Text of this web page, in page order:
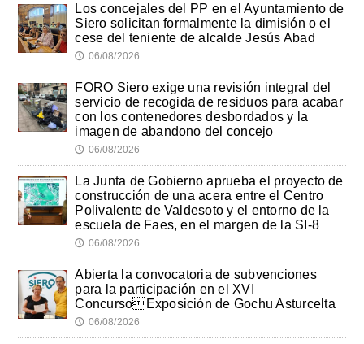
Los concejales del PP en el Ayuntamiento de
Siero solicitan formalmente la dimisión o el
cese del teniente de alcalde Jesús Abad
🕔 06/08/2026
FORO Siero exige una revisión integral del
servicio de recogida de residuos para acabar
con los contenedores desbordados y la
imagen de abandono del concejo
🕔 06/08/2026
La Junta de Gobierno aprueba el proyecto de
construcción de una acera entre el Centro
Polivalente de Valdesoto y el entorno de la
escuela de Faes, en el margen de la SI-8
🕔 06/08/2026
Abierta la convocatoria de subvenciones
para la participación en el XVI
ConcursoExposición de Gochu Asturcelta
🕔 06/08/2026